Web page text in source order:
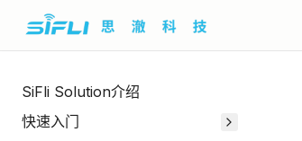
SiFli Solution介绍
快速入门